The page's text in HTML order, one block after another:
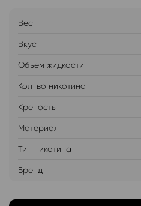
Вес
Вкус
Объем жидкости
Кол-во никотина
Крепость
Материал
Тип никотина
Бренд